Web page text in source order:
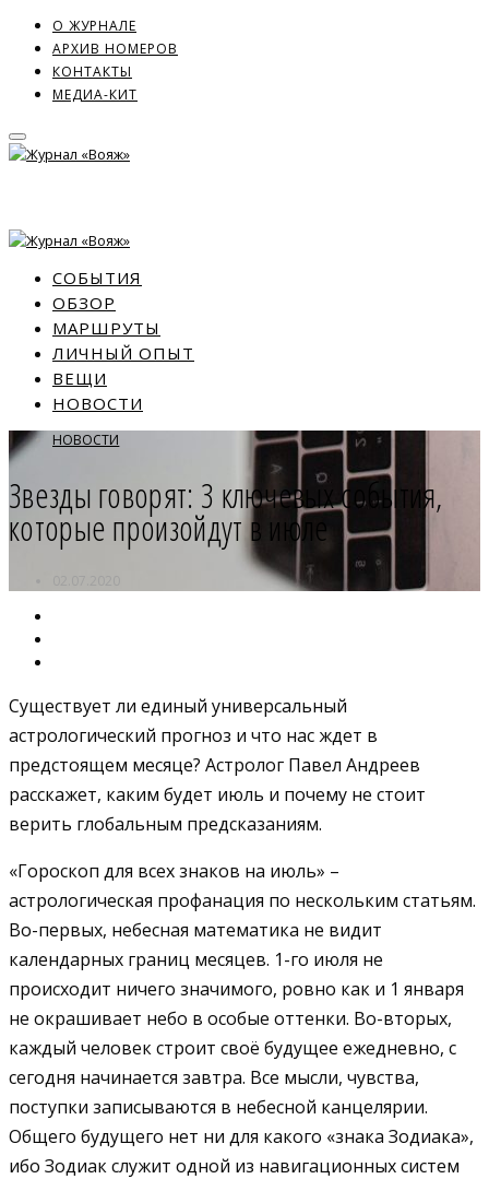
О ЖУРНАЛЕ
АРХИВ НОМЕРОВ
КОНТАКТЫ
МЕДИА-КИТ
СОБЫТИЯ
ОБЗОР
МАРШРУТЫ
ЛИЧНЫЙ ОПЫТ
ВЕЩИ
НОВОСТИ
НОВОСТИ
Звезды говорят: 3 ключевых события,
которые произойдут в июле
Существует ли единый универсальный
астрологический прогноз и что нас ждет в
предстоящем месяце? Астролог Павел Андреев
расскажет, каким будет июль и почему не стоит
верить глобальным предсказаниям.
«Гороскоп для всех знаков на июль» –
астрологическая профанация по нескольким статьям.
Во-первых, небесная математика не видит
календарных границ месяцев. 1-го июля не
происходит ничего значимого, ровно как и 1 января
не окрашивает небо в особые оттенки. Во-вторых,
каждый человек строит своё будущее ежедневно, с
сегодня начинается завтра. Все мысли, чувства,
поступки записываются в небесной канцелярии.
Общего будущего нет ни для какого «знака Зодиака»,
ибо Зодиак служит одной из навигационных систем